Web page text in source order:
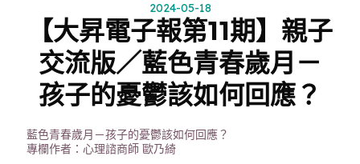
2024-05-18
【大昇電子報第11期】親子
交流版／藍色青春歲月－
孩子的憂鬱該如何回應？
藍色青春歲月－孩子的憂鬱該如何回應？
專欄作者：心理諮商師 歐乃綺